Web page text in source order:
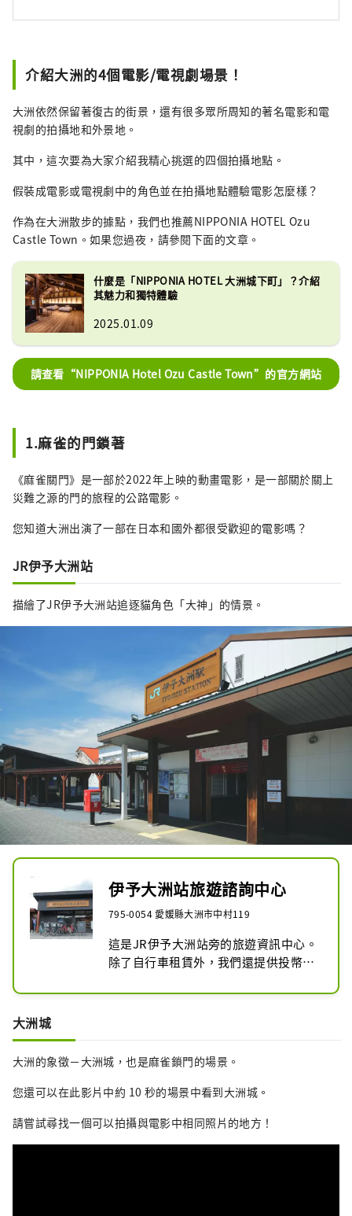
介紹大洲的4個電影/電視劇場景！
大洲依然保留著復古的街景，還有很多眾所周知的著名電影和電
視劇的拍攝地和外景地。
其中，這次要為大家介紹我精心挑選的四個拍攝地點。
假裝成電影或電視劇中的角色並在拍攝地點體驗電影怎麼樣？
作為在大洲散步的據點，我們也推薦NIPPONIA HOTEL Ozu
Castle Town。如果您過夜，請參閱下面的文章。
什麼是「NIPPONIA HOTEL 大洲城下町」？介紹
其魅力和獨特體驗
2025.01.09
請查看“NIPPONIA Hotel Ozu Castle Town”的官方網站
1.麻雀的門鎖著
《麻雀關門》是一部於2022年上映的動畫電影，是一部關於關上
災難之源的門的旅程的公路電影。
您知道大洲出演了一部在日本和國外都很受歡迎的電影嗎？
JR伊予大洲站
描繪了JR伊予大洲站追逐貓角色「大神」的情景。
伊予大洲站旅遊諮詢中心
795-0054 愛媛縣大洲市中村119
這是JR伊予大洲站旁的旅遊資訊中心。
除了自行車租賃外，我們還提供投幣式
大洲城
大洲的象徵－大洲城，也是麻雀鎖門的場景。
您還可以在此影片中約 10 秒的場景中看到大洲城。
請嘗試尋找一個可以拍攝與電影中相同照片的地方！